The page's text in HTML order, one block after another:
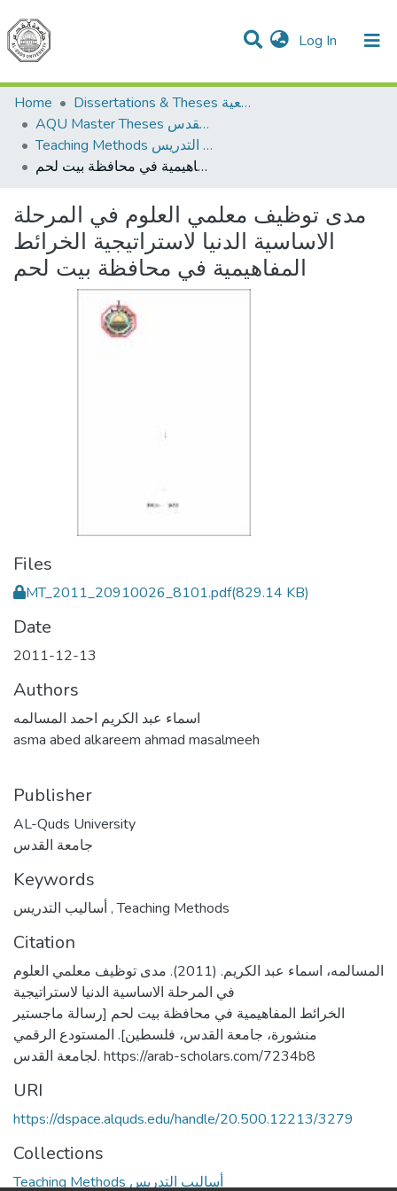
Log In (current)
Communities & Collections
All of DSpace
Home
Dissertations & Theses الرسائل الجامعية
AQU Master Theses الرسائل الجامعية الخاصة بجامعة القدس
Teaching Methods أساليب التدريس
مدى توظيف معلمي العلوم في المرحلة الاساسية الدنيا لاستراتيجية الخرائط المفاهيمية في محافظة بيت لحم
مدى توظيف معلمي العلوم في المرحلة
الاساسية الدنيا لاستراتيجية الخرائط
المفاهيمية في محافظة بيت لحم
Files
MT_2011_20910026_8101.pdf(829.14 KB)
Date
2011-12-13
Authors
اسماء عبد الكريم احمد المسالمه
asma abed alkareem ahmad masalmeeh
Publisher
AL-Quds University
جامعة القدس
Keywords
,Teaching Methods
Citation
المسالمه، اسماء عبد الكريم. (2011). مدى توظيف معلمي العلوم
في المرحلة الاساسية الدنيا لاستراتيجية
الخرائط المفاهيمية في محافظة بيت لحم [رسالة ماجستير
منشورة، جامعة القدس، فلسطين]. المستودع الرقمي
لجامعة القدس. https://arab-scholars.com/7234b8
URI
https://dspace.alquds.edu/handle/20.500.12213/3279
Collections
Teaching Methods أساليب التدريس